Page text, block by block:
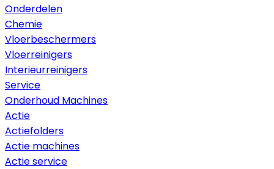
Onderdelen
Chemie
Vloerbeschermers
Vloerreinigers
Interieurreinigers
Service
Onderhoud Machines
Actie
Actiefolders
Actie machines
Actie service